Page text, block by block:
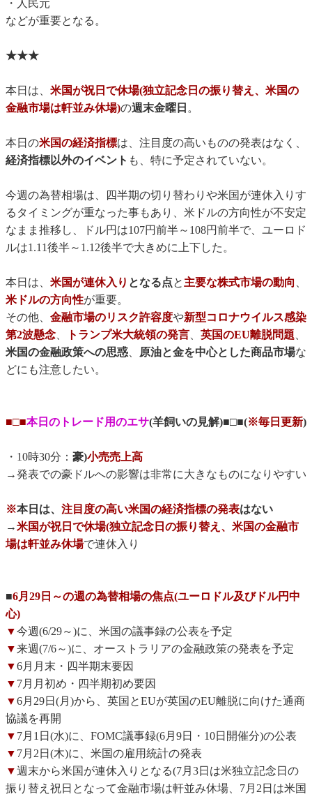
・人民元
などが重要となる。
★★★
本日は、 米国が祝日で休場(独立記念日の振り替え、米国の
金融市場は軒並み休場)の週末金曜日 。
本日の米国の経済指標は、注目度の高いものの発表はなく、
経済指標以外のイベント も、特に予定されていない。
今週の為替相場は、四半期の切り替わりや米国が連休入りす
るタイミングが重なった事もあり、米ドルの方向性が不安定
なまま推移し、ドル円は107円前半～108円前半で、ユーロド
ルは1.11後半～1.12後半で大きめに上下した。
本日は、 米国が連休入り となる点と主要な株式市場の動向 、
米ドルの方向性が重要。
その他、 金融市場のリスク許容度や新型コロナウイルス感染
第2波懸念、 トランプ米大統領の発言、 英国のEU離脱問題、
米国の金融政策への思惑、 原油と金を中心とした商品市場な
どにも注意したい。
■□■本日のトレード用のエサ(羊飼いの見解)■□■(※毎日更新)
・10時30分： 豪)小売売上高
→発表での豪ドルへの影響は非常に大きなものになりやすい
※本日は、 注目度の高い米国の経済指標の発表はない
→米国が祝日で休場(独立記念日の振り替え、米国の金融市
場は軒並み休場で連休入り
■6月29日～の週の為替相場の焦点(ユーロドル及びドル円中
心)
▼今週(6/29～)に、米国の議事録の公表を予定
▼来週(7/6～)に、オーストラリアの金融政策の発表を予定
▼6月月末・四半期末要因
▼ 7月月初め・四半期初め要因
▼6月29日(月)から、英国とEUが英国のEU離脱に向けた通商
協議を再開
▼ 7月1日(水)に、FOMC議事録(6月9日・10日開催分)の公表
▼ 7月2日(木)に、米国の雇用統計の発表
▼週末から米国が連休入りとなる(7月3日は米独立記念日の
振り替え祝日となって金融市場は軒並み休場、7月2日は米国